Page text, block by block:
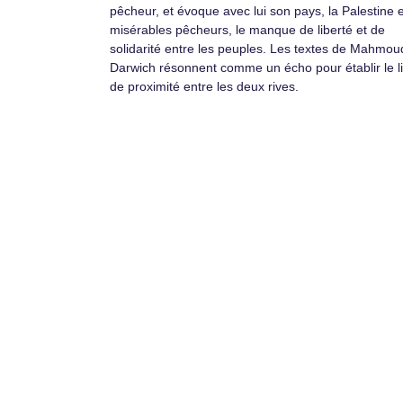
pêcheur, et évoque avec lui son pays, la Palestine
misérables pêcheurs, le manque de liberté et de
solidarité entre les peuples. Les textes de
Darwich résonnent comme un écho pour établir le
de proximité entre les deux rives.